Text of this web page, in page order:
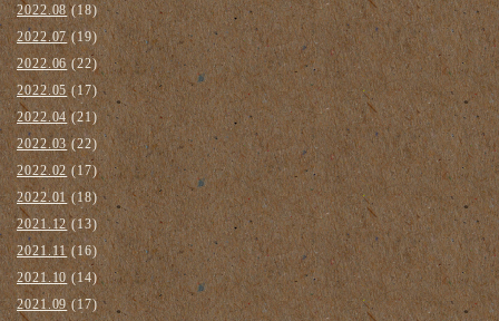
2022.08(18)
2022.07(19)
2022.06 (22)
2022.05(17)
2022.04(21)
2022.03(22)
2022.02 (17)
2022.01(18)
2021.12(13)
2021.11(16)
2021.10 (14)
2021.09(17)